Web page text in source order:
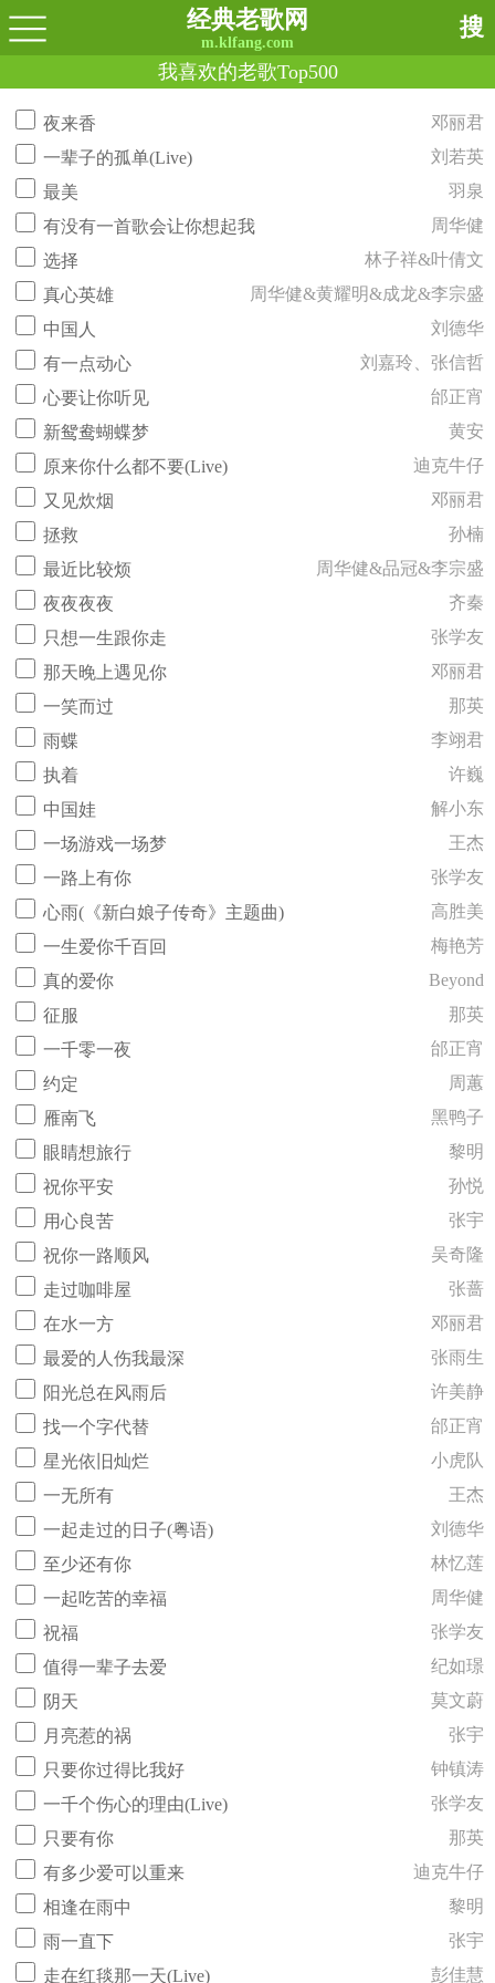
经典老歌网
m.klfang.com
搜
我喜欢的老歌Top500
夜来香
邓丽君
一辈子的孤单(Live)
刘若英
最美
羽泉
有没有一首歌会让你想起我
周华健
选择
林子祥&叶倩文
真心英雄
周华健&黄耀明&成龙&李宗盛
中国人
刘德华
有一点动心
刘嘉玲、张信哲
心要让你听见
邰正宵
新鸳鸯蝴蝶梦
黄安
原来你什么都不要(Live)
迪克牛仔
又见炊烟
邓丽君
拯救
孙楠
最近比较烦
周华健&品冠&李宗盛
夜夜夜夜
齐秦
只想一生跟你走
张学友
那天晚上遇见你
邓丽君
一笑而过
那英
雨蝶
李翊君
执着
许巍
中国娃
解小东
一场游戏一场梦
王杰
一路上有你
张学友
心雨(《新白娘子传奇》主题曲)
高胜美
一生爱你千百回
梅艳芳
真的爱你
Beyond
征服
那英
一千零一夜
邰正宵
约定
周蕙
雁南飞
黑鸭子
眼睛想旅行
黎明
祝你平安
孙悦
用心良苦
张宇
祝你一路顺风
吴奇隆
走过咖啡屋
张蔷
在水一方
邓丽君
最爱的人伤我最深
张雨生
阳光总在风雨后
许美静
找一个字代替
邰正宵
星光依旧灿烂
小虎队
一无所有
王杰
一起走过的日子(粤语)
刘德华
至少还有你
林忆莲
一起吃苦的幸福
周华健
祝福
张学友
值得一辈子去爱
纪如璟
阴天
莫文蔚
月亮惹的祸
张宇
只要你过得比我好
钟镇涛
一千个伤心的理由(Live)
张学友
只要有你
那英
有多少爱可以重来
迪克牛仔
相逢在雨中
黎明
雨一直下
张宇
走在红毯那一天(Live)
彭佳慧